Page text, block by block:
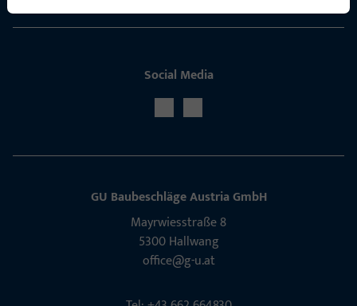
Social Media
GU Baubeschläge Aus­tria GmbH
Mayrwies­straße 8
5300 Hall­wang
office@g-u.at